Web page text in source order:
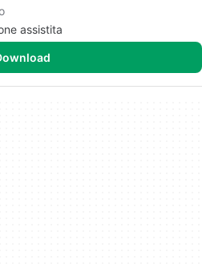
assistita